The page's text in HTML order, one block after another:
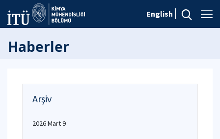
English
Haberler
Arşiv
2026 Mart 9